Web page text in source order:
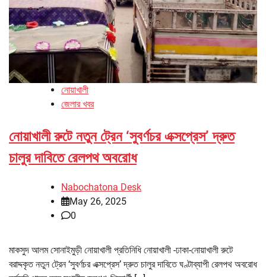
নোয়াখালী
জেলার খবর
নোয়াখালী রুটে নতুন ট্রেন ‘সুবর্ণচর এক্সপ্রেস’ দ্রুত
চালুর দাবিতে রেলপথ অবরোধ
Nabochatona Desk
May 26, 2025
0
মাকসুদ আলম সোনাইমুড়ী নোয়াখালী প্রতিনিধি নোয়াখালী -ঢাকা-নোয়াখালী রুটে
বরাদ্দকৃত নতুন ট্রেন ‘সুবর্ণচর এক্সপ্রেস’ দ্রুত চালুর দাবিতে ঘণ্টাব্যাপী রেলপথ অবরোধ